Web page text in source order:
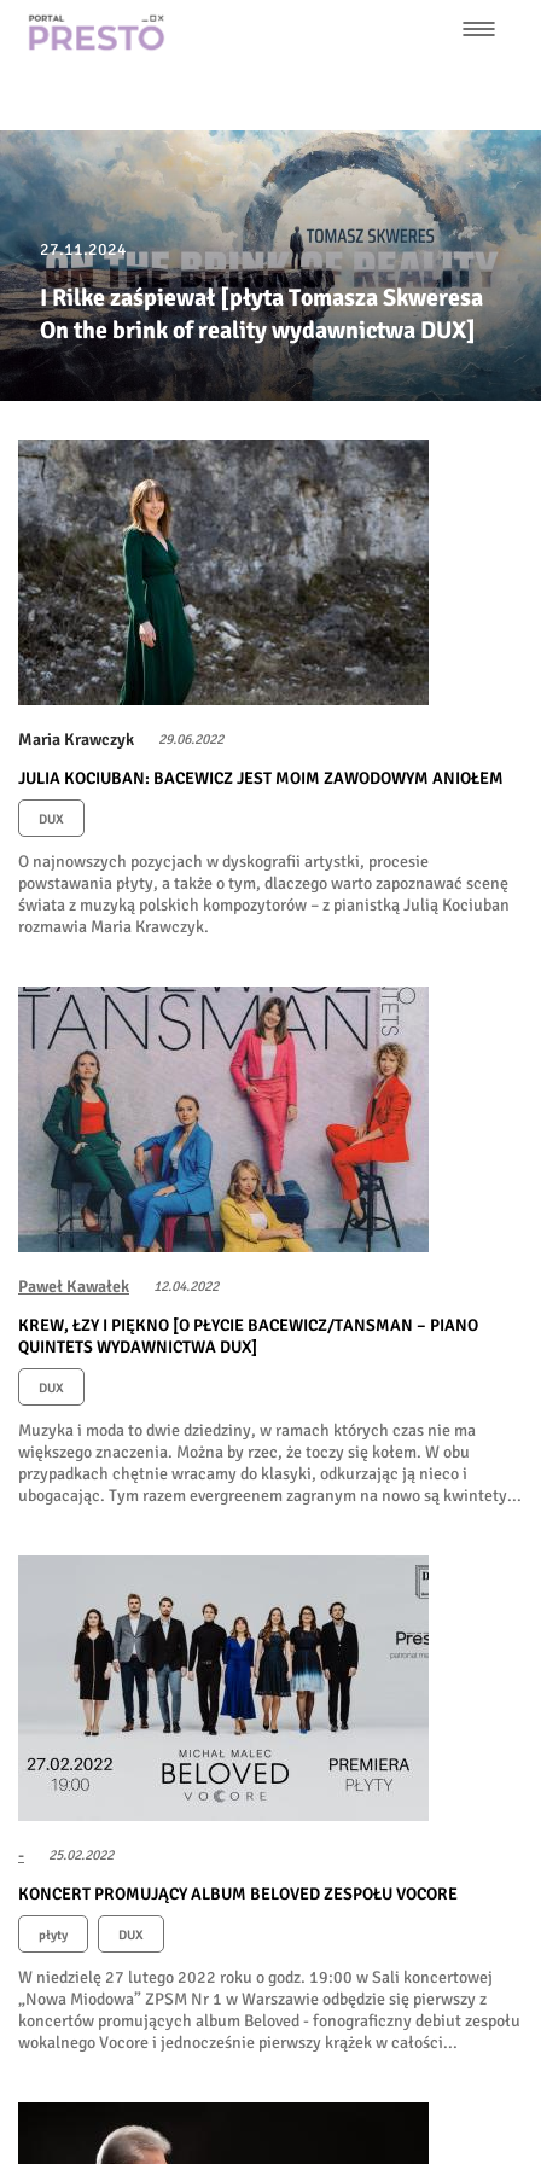
Przejdź
nawigacja
27.11.2024
I Rilke zaśpiewał [płyta Tomasza Skweresa
On the brink of reality wydawnictwa DUX]
Maria Krawczyk 29.06.2022
JULIA KOCIUBAN: BACEWICZ JEST MOIM ZAWODOWYM ANIOŁEM
DUX
O najnowszych pozycjach w dyskografii artystki, procesie
powstawania płyty, a także o tym, dlaczego warto zapoznawać scenę
świata z muzyką polskich kompozytorów – z pianistką Julią Kociuban
rozmawia Maria Krawczyk.
Paweł Kawałek 12.04.2022
KREW, ŁZY I PIĘKNO [O PŁYCIE BACEWICZ/TANSMAN – PIANO
QUINTETS WYDAWNICTWA DUX]
DUX
Muzyka i moda to dwie dziedziny, w ramach których czas nie ma
większego znaczenia. Można by rzec, że toczy się kołem. W obu
przypadkach chętnie wracamy do klasyki, odkurzając ją nieco i
ubogacając. Tym razem evergreenem zagranym na nowo są kwintety...
- 25.02.2022
KONCERT PROMUJĄCY ALBUM BELOVED ZESPOŁU VOCORE
płyty DUX
W niedzielę 27 lutego 2022 roku o godz. 19:00 w Sali koncertowej
„Nowa Miodowa” ZPSM Nr 1 w Warszawie odbędzie się pierwszy z
koncertów promujących album Beloved - fonograficzny debiut zespołu
wokalnego Vocore i jednocześnie pierwszy krążek w całości...